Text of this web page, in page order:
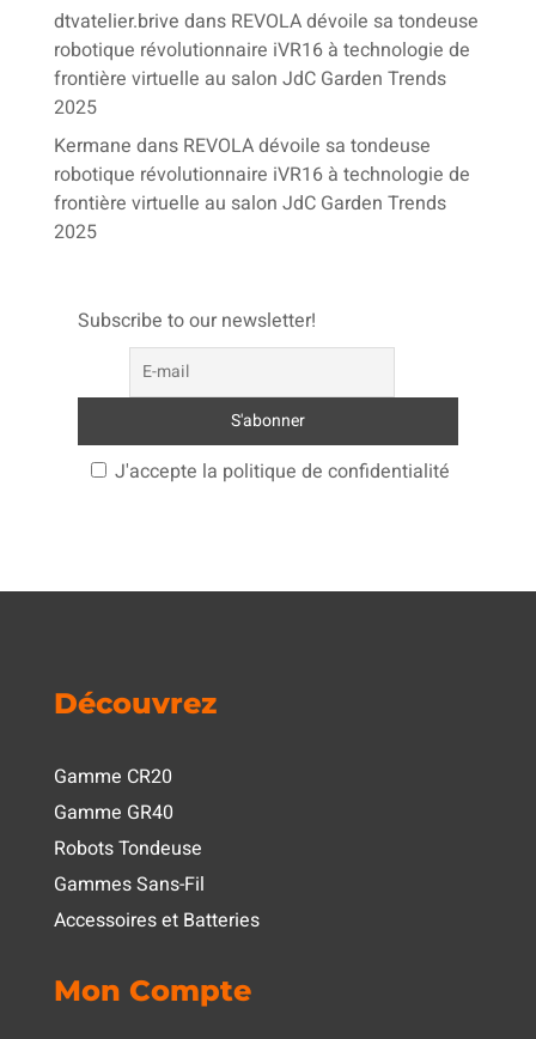
dtvatelier.brive dans REVOLA dévoile sa tondeuse
robotique révolutionnaire iVR16 à technologie de
frontière virtuelle au salon JdC Garden Trends
2025
Kermane dans REVOLA dévoile sa tondeuse
robotique révolutionnaire iVR16 à technologie de
frontière virtuelle au salon JdC Garden Trends
2025
Subscribe to our newsletter!
J'accepte la politique de confidentialité
Découvrez
Gamme CR20
Gamme GR40
Robots Tondeuse
Gammes Sans-Fil
Accessoires et Batteries
Mon Compte